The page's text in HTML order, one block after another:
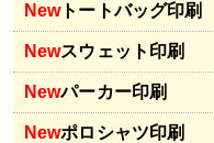
Newトートバッグ印刷
Newスウェット印刷
Newパーカー印刷
Newポロシャツ印刷